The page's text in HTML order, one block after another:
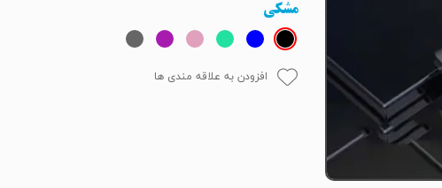
مشکی
افزودن به علاقه مندی ها